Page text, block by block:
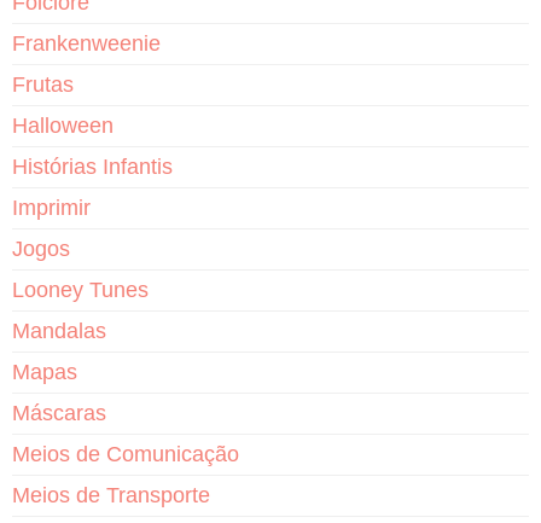
Frankenweenie
Frutas
Halloween
Histórias Infantis
Imprimir
Jogos
Looney Tunes
Mandalas
Mapas
Máscaras
Meios de Comunicação
Meios de Transporte